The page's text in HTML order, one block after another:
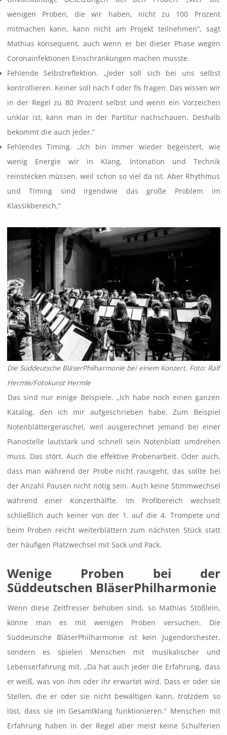
wenigen Proben, die wir haben, nicht zu 100 Prozent
mitmachen kann, kann nicht am Projekt teilnehmen“, sagt
Mathias konsequent, auch wenn er bei dieser Phase wegen
Coronainfektionen Einschränkungen machen musste.
Fehlende Selbstreflektion. „Jeder soll sich bei uns selbst
kontrollieren. Keiner soll nach f oder fis fragen. Das wissen wir
in der Regel zu 80 Prozent selbst und wenn ein Vorzeichen
unklar ist, kann man in der Partitur nachschauen. Deshalb
bekommt die auch jeder.“
Fehlendes Timing. „Ich bin immer wieder begeistert, wie
wenig Energie wir in Klang, Intonation und Technik
reinstecken müssen, weil schon so viel da ist. Aber Rhythmus
und Timing sind irgendwie das große Problem im
Klassikbereich,“
Die Süddeutsche BläserPhilharmonie bei einem Konzert. Foto: Ralf
Hermle/Fotokunst Hermle
Das sind nur einige Beispiele. „Ich habe noch einen ganzen
Katalog, den ich mir aufgeschrieben habe. Zum Beispiel
Notenblättergeraschel, weil ausgerechnet jemand bei einer
Pianostelle lautstark und schnell sein Notenblatt umdrehen
muss. Das stört. Auch die effektive Probenarbeit. Oder auch,
dass man während der Probe nicht rausgeht, das sollte bei
der Anzahl Pausen nicht nötig sein. Auch keine Stimmwechsel
während einer Konzerthälfte. Im Profibereich wechselt
schließlich auch keiner von der 1. auf die 4. Trompete und
beim Proben reicht weiterblättern zum nächsten Stück statt
der häufigen Platzwechsel mit Sack und Pack.
Wenige Proben bei der
Süddeutschen BläserPhilharmonie
Wenn diese Zeitfresser behoben sind, so Mathias Stößlein,
könne man es mit wenigen Proben versuchen. Die
Süddeutsche BläserPhilharmonie ist kein Jugendorchester,
sondern es spielen Menschen mit musikalischer und
Lebenserfahrung mit. „Da hat auch jeder die Erfahrung, dass
er weiß, was von ihm oder ihr erwartet wird. Dass er oder sie
Stellen, die er oder sie nicht bewältigen kann, trotzdem so
löst, dass sie im Gesamtklang funktionieren.“ Menschen mit
Erfahrung haben in der Regel aber meist keine Schulferien